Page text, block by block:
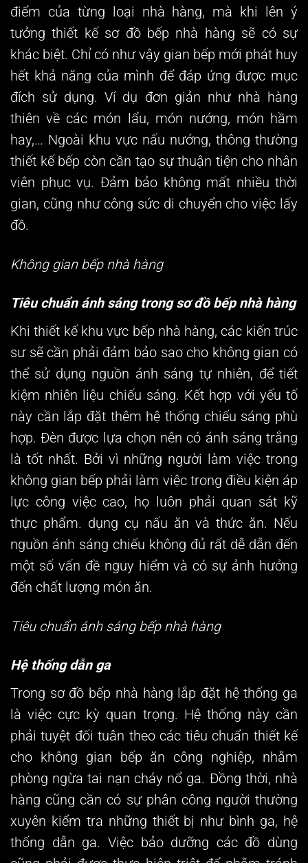
điểm của từng loại nhà hàng, mà khi lên ý
tưởng thiết kế sơ đồ bếp nhà hàng sẽ có sự
khác biệt. Chỉ có như vậy gian bếp mới phát huy
hết khả năng của mình để đáp ứng được mục
đích sử dụng. Ví dụ đơn giản như nhà hàng
thiên về các món lẩu, món nướng, món hầm
hay,… Ngoài khu vực nấu nướng, thông thường
thiết kế bếp còn cần tạo sự thuận tiện cho nhân
viên phục vụ. Đảm bảo không mất nhiều thời
gian, cũng như công sức di chuyển cho việc lấy
đồ.
Không gian bếp nhà hàng
Tiêu chuẩn ánh sáng trong sơ đồ bếp nhà hàng
Khi thiết kế khu vực bếp nhà hàng, các kiến trúc
sư sẽ cần phải đảm bảo sao cho không gian có
thể sử dụng nguồn ánh sáng tự nhiên, để tiết
kiệm nhiên liệu chiếu sáng. Kết hợp với yếu tố
này cần lắp đặt thêm hệ thống chiếu sáng phù
hợp. Đèn được lựa chọn nên có ánh sáng trắng
là tốt nhất. Bởi vì những người làm việc trong
không gian bếp phải làm việc trong điều kiện áp
lực công việc cao, họ luôn phải quan sát kỹ
thực phẩm. dụng cụ nấu ăn và thức ăn. Nếu
nguồn ánh sáng chiếu không đủ rất dễ dẫn đến
một số vấn đề nguy hiểm và có sự ảnh hưởng
đến chất lượng món ăn.
Tiêu chuẩn ánh sáng bếp nhà hàng
Hệ thống dẫn ga
Trong sơ đồ bếp nhà hàng lắp đặt hệ thống ga
là việc cực kỳ quan trọng. Hệ thống này cần
phải tuyệt đối tuân theo các tiêu chuẩn thiết kế
cho không gian bếp ăn công nghiệp, nhằm
phòng ngừa tai nạn cháy nổ ga. Đồng thời, nhà
hàng cũng cần có sự phân công người thường
xuyên kiểm tra những thiết bị như bình ga, hệ
thống dẫn ga. Việc bảo dưỡng các đồ dùng